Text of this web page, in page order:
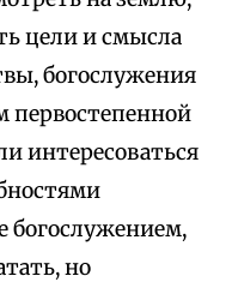
цели и смысла
богослужения
первостепенной
интересоваться
богослужением,
но